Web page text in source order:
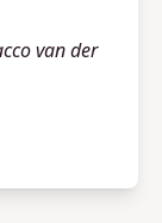
van der